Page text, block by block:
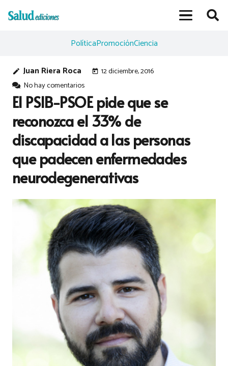
PolíticaPromociónCiencia
edit Juan Riera Roca today 12 diciembre, 2016
No hay comentarios
El PSIB-PSOE pide que se
reconozca el 33% de
discapacidad a las personas
que padecen enfermedades
neurodegenerativas